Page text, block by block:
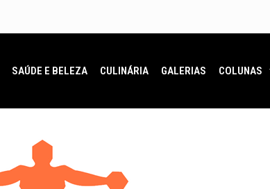
SAÚDE E BELEZA CULINÁRIA GALERIAS COLUNAS